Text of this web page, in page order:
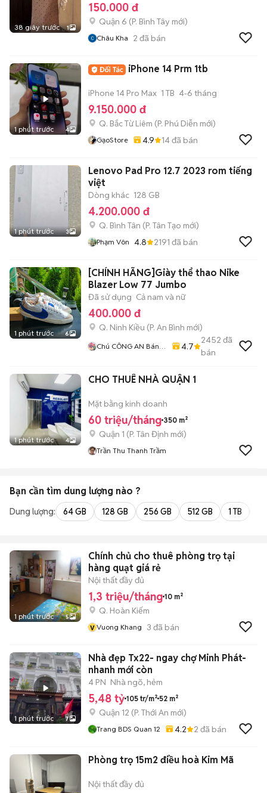
38 giây trước 1
150.000 đ
Quận 6 (P. Bình Tây mới)
Châu Kha 2 đã bán
1 phút trước 4
iPhone 14 Prm 1tb
iPhone 14 Pro Max 1 TB 4-6 tháng
9.150.000 đ
Q. Bắc Từ Liêm (P. Phú Diễn mới)
GạoStore 4.9 14đã bán
1 phút trước 3
Lenovo Pad Pro 12.7 2023 rom tiếng
việt
Dòng khác 128 GB
4.200.000 đ
Q. Bình Tân (P. Tân Tạo mới)
Phạm Vôn 4.8 2191 đã bán
1 phút trước 6
[CHÍNH HÃNG]Giày thể thao Nike
Blazer Low 77 Jumbo
Đã sử dụng Cả nam và nữ
400.000 đ
Q. Ninh Kiều (P. An Bình mới)
Chú CÔNG AN Bán
4.7
2452 đã
bán
1 phút trước 4
CHO THUÊ NHÀ QUẬN 1
Mặt bằng kinh doanh
60 triệu/tháng 350 m²
Quận 1 (P. Tân Định mới)
Trần Thu Thanh Trầm
Bạn cần tìm dung lượng nào ?
Dung lượng: 64 GB 128 GB 256 GB 512 GB 1 TB
1 phút trước 5
Chính chủ cho thuê phòng trọ tại
hàng quạt giá rẻ
Nội thất đầy đủ
1,3 triệu/tháng 10 m²
Q. Hoàn Kiếm
v Vuong Khang 3 đã bán
1 phút trước 7
Nhà đẹp Tx22- ngay chợ Minh Phát-
nhanh mới còn
4 PN Nhà ngõ, hẻm
5,48 tỷ 105 tr/m² 52 m²
Quận 12 (P. Thới An mới)
Trang BDS Quan 12 4.2 2 đã bán
Phòng trọ 15m2 điều hoà Kim Mã
Nội thất đầy đủ